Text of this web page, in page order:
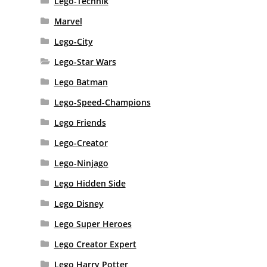
Marvel
Lego-City
Lego-Star Wars
Lego Batman
Lego-Speed-Champions
Lego Friends
Lego-Creator
Lego-Ninjago
Lego Hidden Side
Lego Disney
Lego Super Heroes
Lego Creator Expert
Lego Harry Potter